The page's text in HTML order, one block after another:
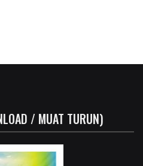
/ MUAT TURUN)